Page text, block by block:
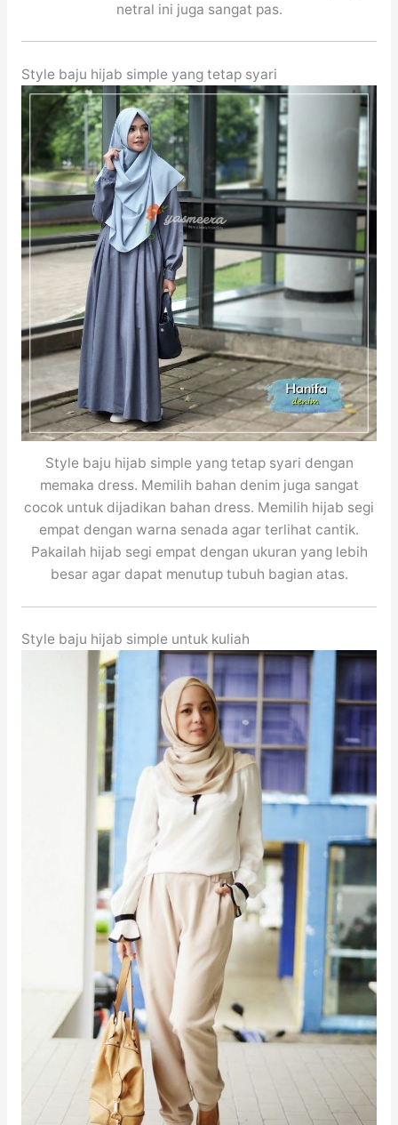
netral ini juga sangat pas.
Style baju hijab simple yang tetap syari
Style baju hijab simple yang tetap syari dengan
memaka dress. Memilih bahan denim juga sangat
cocok untuk dijadikan bahan dress. Memilih hijab segi
empat dengan warna senada agar terlihat cantik.
Pakailah hijab segi empat dengan ukuran yang lebih
besar agar dapat menutup tubuh bagian atas.
Style baju hijab simple untuk kuliah